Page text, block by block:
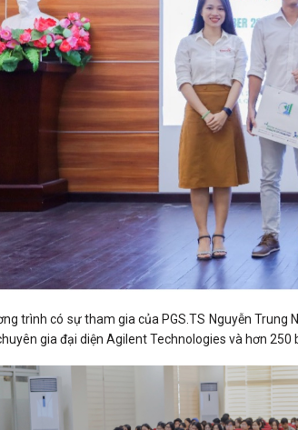
trình có sự tham gia của PGS.TS Nguyễn Trung
gia đại diện Agilent Technologies và hơn 250